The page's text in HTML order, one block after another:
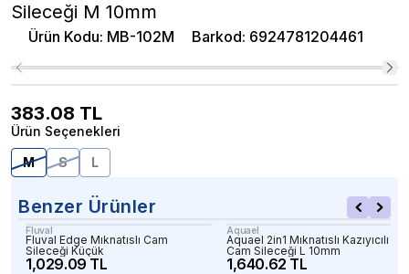
Sileceği M 10mm
Ürün Kodu: MB-102M Barkod: 6924781204461
383.08 TL
Ürün Seçenekleri
M
S L
Benzer Ürünler
Fluval
Fluval Edge Mıknatıslı Cam
Sileceği Küçük
1,029.09 TL
Aquael
Aquael 2in1 Mıknatıslı Kazıyıcılı
Cam Sileceği L 10mm
1,640.62 TL